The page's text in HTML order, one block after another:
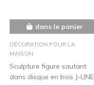
dans le panier
DÉCORATION POUR LA
MAISON
Sculpture figure sautant
dans disque en bois J-LINE